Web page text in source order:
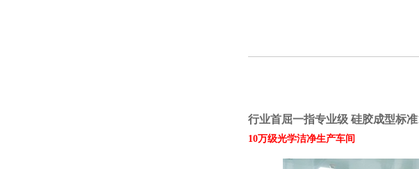
行业首屈一指专业级 硅胶成型标
10万级光学洁净生产车间